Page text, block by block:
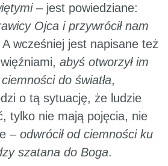
– jest powiedziane:
Ojca i przywrócił nam
A wcześniej jest napisane też
abyś otworzył im
do światła,
o tą sytuację, że ludzie
tylko nie mają pojęcia, nie
– odwrócił od ciemności ku
szatana do Boga.